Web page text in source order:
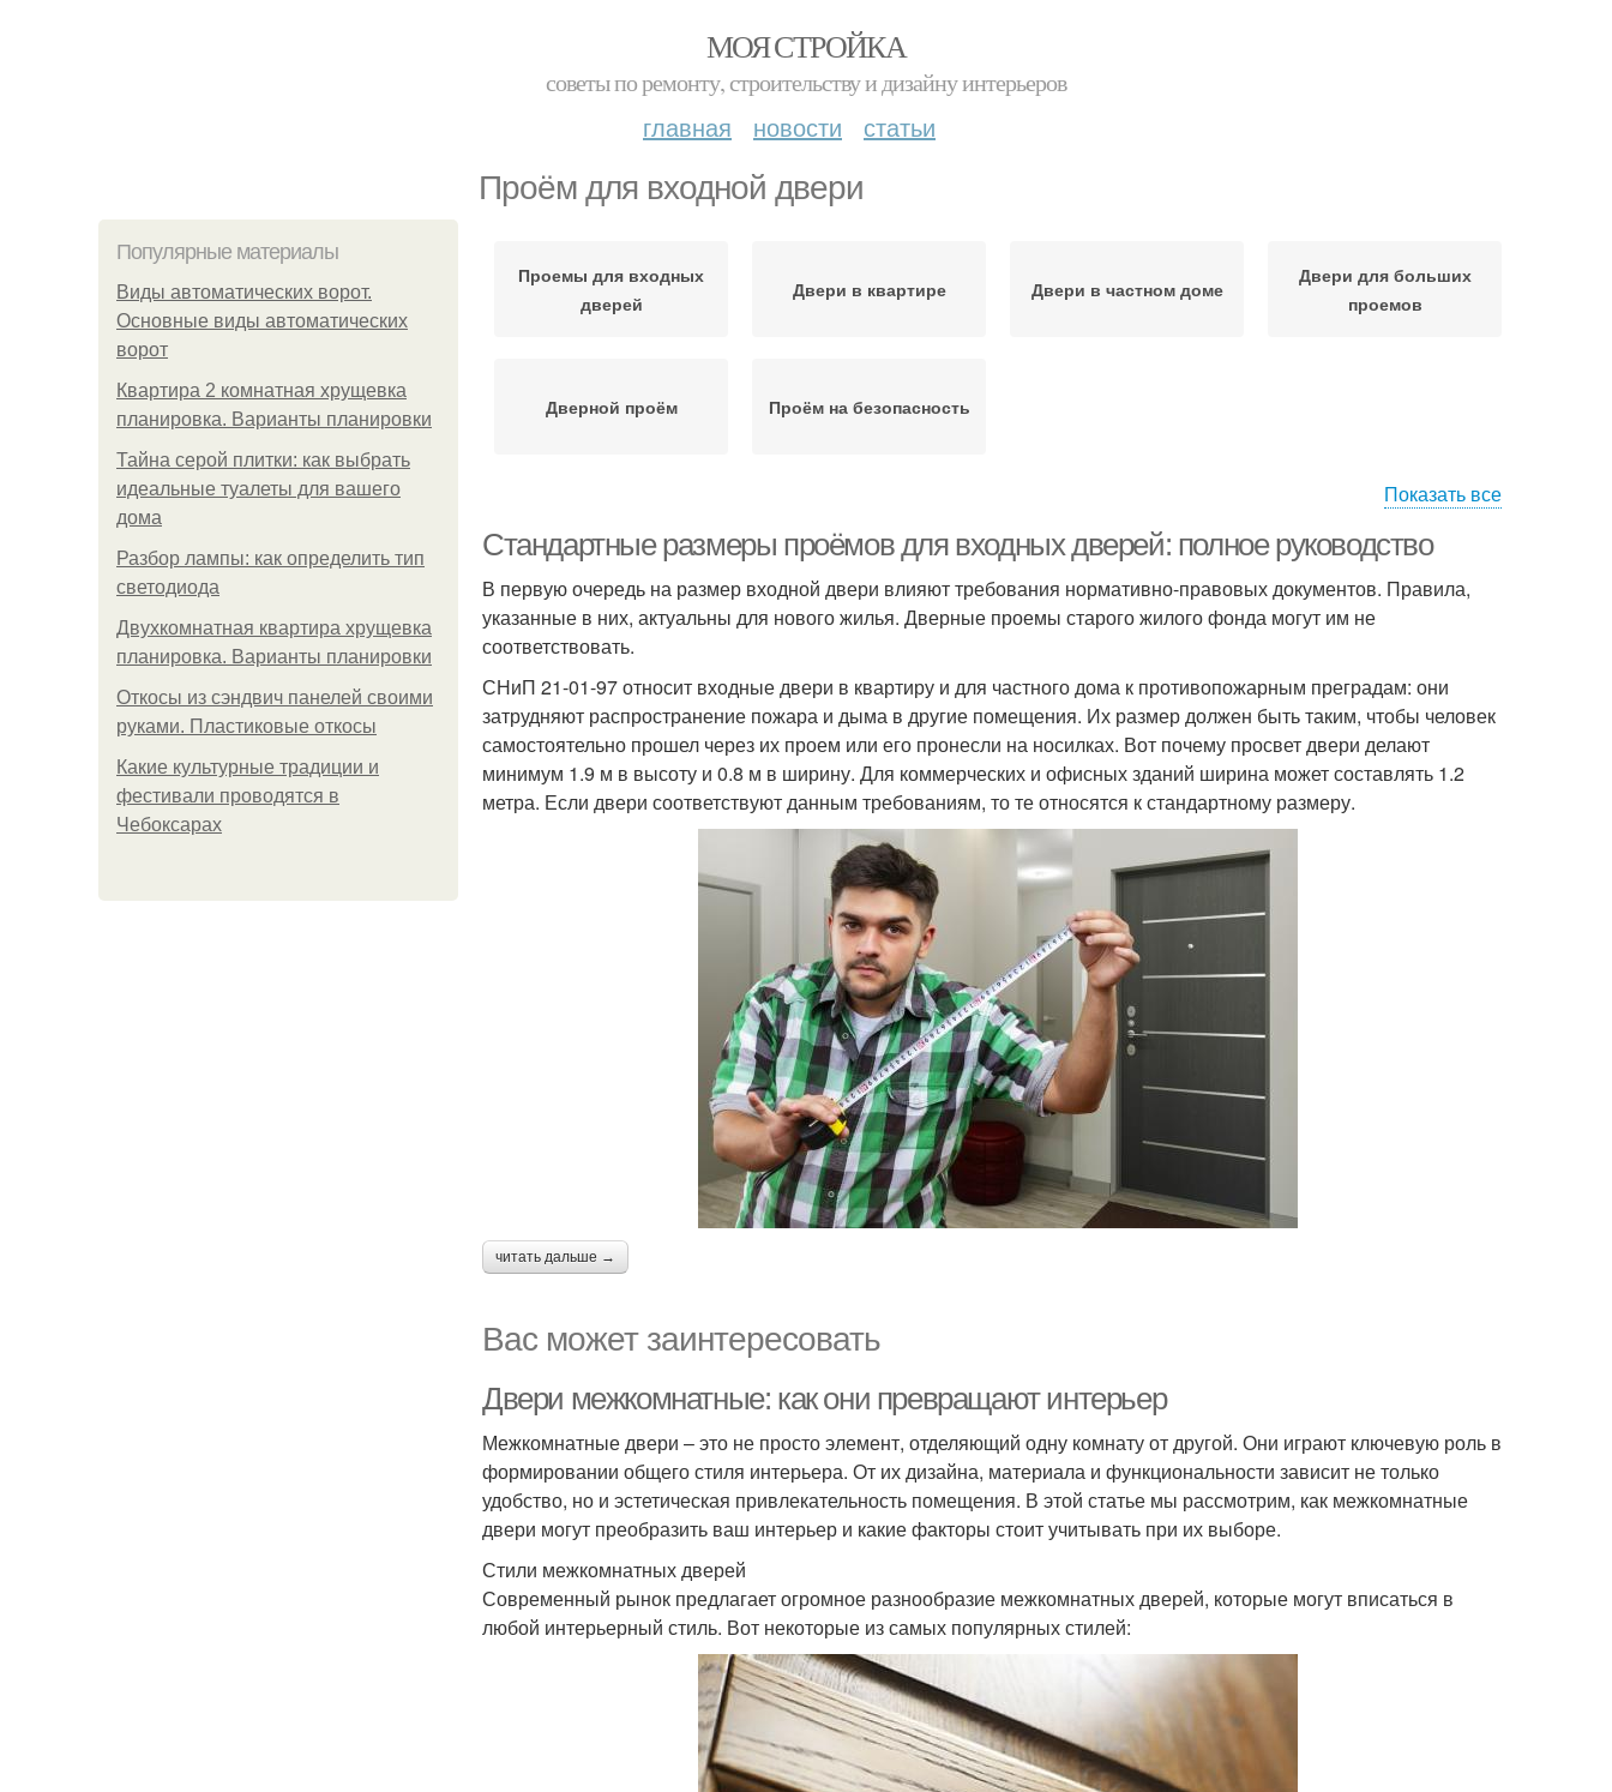
МОЯ СТРОЙКА
советы по ремонту, строительству и дизайну интерьеров
главная новости статьи
Проём для входной двери
Популярные материалы
Виды автоматических ворот.
Основные виды автоматических
ворот
Квартира 2 комнатная хрущевка
планировка. Варианты планировки
Тайна серой плитки: как выбрать
идеальные туалеты для вашего
дома
Разбор лампы: как определить тип
светодиода
Двухкомнатная квартира хрущевка
планировка. Варианты планировки
Откосы из сэндвич панелей своими
руками. Пластиковые откосы
Какие культурные традиции и
фестивали проводятся в
Чебоксарах
Проемы для входных
дверей
Двери в квартире Двери в частном доме
Двери для больших
проемов
Дверной проём Проём на безопасность
Показать все
Стандартные размеры проёмов для входных дверей: полное руководство
В первую очередь на размер входной двери влияют требования нормативно-правовых документов. Правила,
указанные в них, актуальны для нового жилья. Дверные проемы старого жилого фонда могут им не
соответствовать.
СНиП 21-01-97 относит входные двери в квартиру и для частного дома к противопожарным преградам: они
затрудняют распространение пожара и дыма в другие помещения. Их размер должен быть таким, чтобы человек
самостоятельно прошел через их проем или его пронесли на носилках. Вот почему просвет двери делают
минимум 1.9 м в высоту и 0.8 м в ширину. Для коммерческих и офисных зданий ширина может составлять 1.2
метра. Если двери соответствуют данным требованиям, то те относятся к стандартному размеру.
читать дальше →
Вас может заинтересовать
Двери межкомнатные: как они превращают интерьер
Межкомнатные двери – это не просто элемент, отделяющий одну комнату от другой. Они играют ключевую роль в
формировании общего стиля интерьера. От их дизайна, материала и функциональности зависит не только
удобство, но и эстетическая привлекательность помещения. В этой статье мы рассмотрим, как межкомнатные
двери могут преобразить ваш интерьер и какие факторы стоит учитывать при их выборе.
Стили межкомнатных дверей
Современный рынок предлагает огромное разнообразие межкомнатных дверей, которые могут вписаться в
любой интерьерный стиль. Вот некоторые из самых популярных стилей: